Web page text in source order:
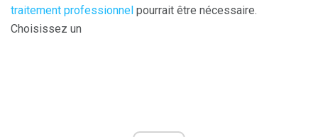
traitement professionnel pourrait être nécessaire.
Choisissez un